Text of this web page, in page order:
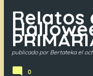
Relatos
publicado por Bertateka el
0